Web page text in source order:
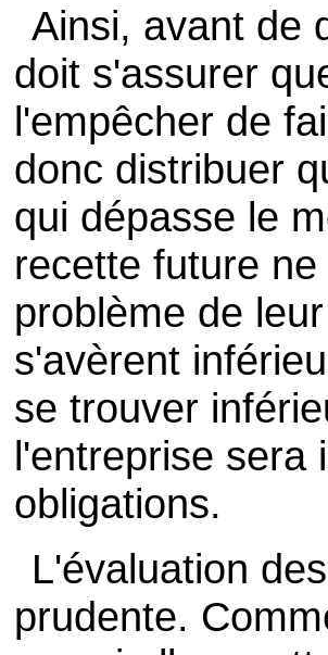
Ainsi, avant de
doit s'assurer
l'empêcher de
donc distribuer
qui dépasse le
recette future
problème de
s'avèrent
se trouver
l'entreprise sera
obligations.
L'évaluation
prudente.